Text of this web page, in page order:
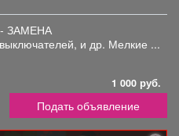
ЗАМЕНА
выключателей, и др. Мелкие ...
1 000 руб.
Подать объявление